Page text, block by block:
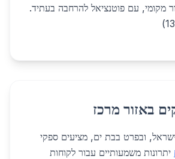
מקומי, עם פוטנציאל להרחבה בעתיד.
באזור מרכז
ובפרט בבת ים, מציעים ספקי
יתרונות משמעותיים עבור לקוחות